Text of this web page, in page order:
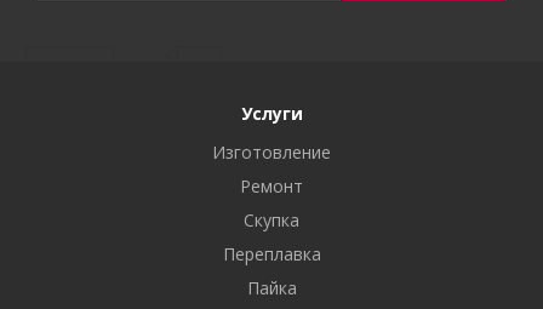
Услуги
Изготовление
Ремонт
Скупка
Переплавка
Пайка